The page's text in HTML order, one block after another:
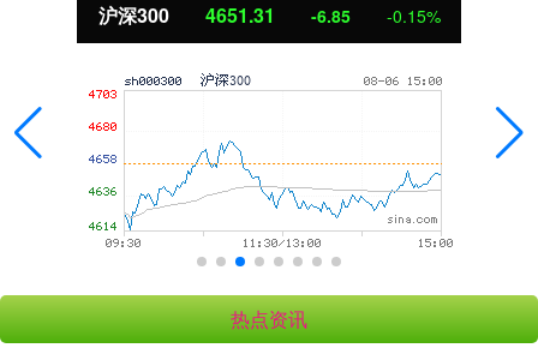
沪深300 4651.31 -6.85 -0.15%
热点资讯